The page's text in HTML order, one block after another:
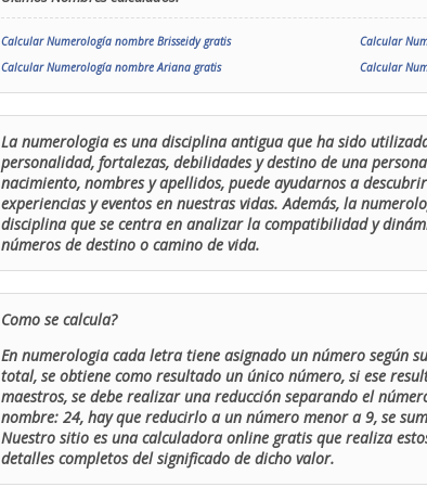
Calcular Numerología nombre Brisseidy gratis
Calcular
Calcular Numerología nombre Ariana gratis
Calcular
La numerologia es una disciplina antigua que ha sido
personalidad, fortalezas, debilidades y destino de una
nacimiento, nombres y apellidos, puede ayudarnos a
experiencias y eventos en nuestras vidas. Además, la
disciplina que se centra en analizar la compatibilidad y
números de destino o camino de vida.
Como se calcula?
En numerologia cada letra tiene asignado un número según
total, se obtiene como resultado un único número, si ese
maestros, se debe realizar una reducción separando el
nombre: 24, hay que reducirlo a un número menor a 9, se
Nuestro sitio es una calculadora online gratis que realiza
detalles completos del significado de dicho valor.